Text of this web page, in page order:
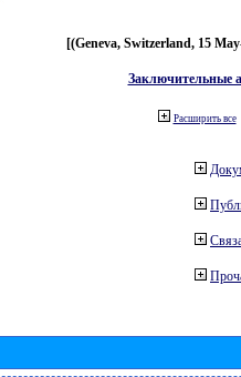
[(Geneva, Switzerland, 15
Заключительные
Расширить все